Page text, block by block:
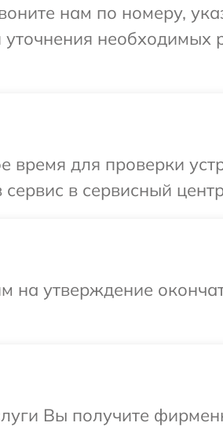
нам по номеру,
необходимых
для проверки
в сервисный
на утверждение
Вы получите